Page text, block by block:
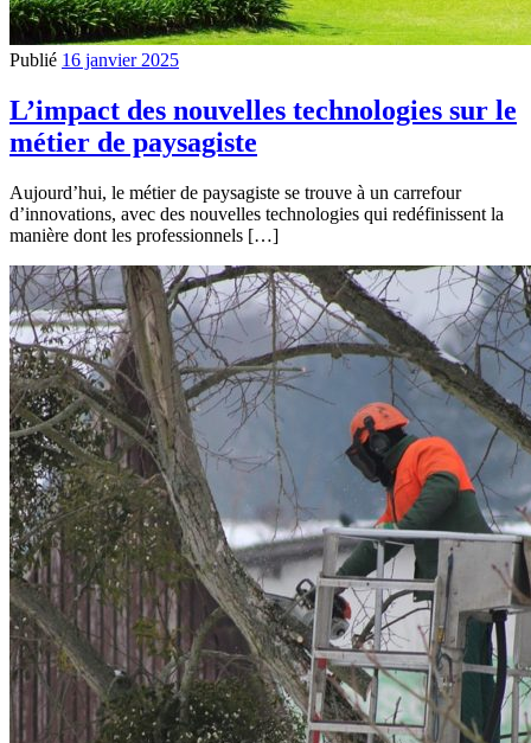
Publié 16 janvier 2025
L’impact des nouvelles technologies sur le
métier de paysagiste
Aujourd’hui, le métier de paysagiste se trouve à un carrefour
d’innovations, avec des nouvelles technologies qui redéfinissent la
manière dont les professionnels […]